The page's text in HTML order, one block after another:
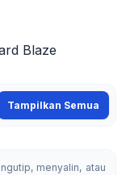
Blaze
Tampilkan Semua
menyalin, atau